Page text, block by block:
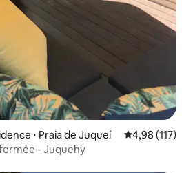
⋅ Praia de Juqueí Évaluation
4,98 (117)
- Juquehy